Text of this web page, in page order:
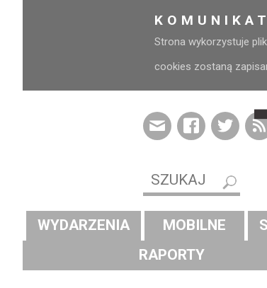
Strona wykorzystuje
cookies zostaną
WYDARZENIA MOBILNE
RAPORTY